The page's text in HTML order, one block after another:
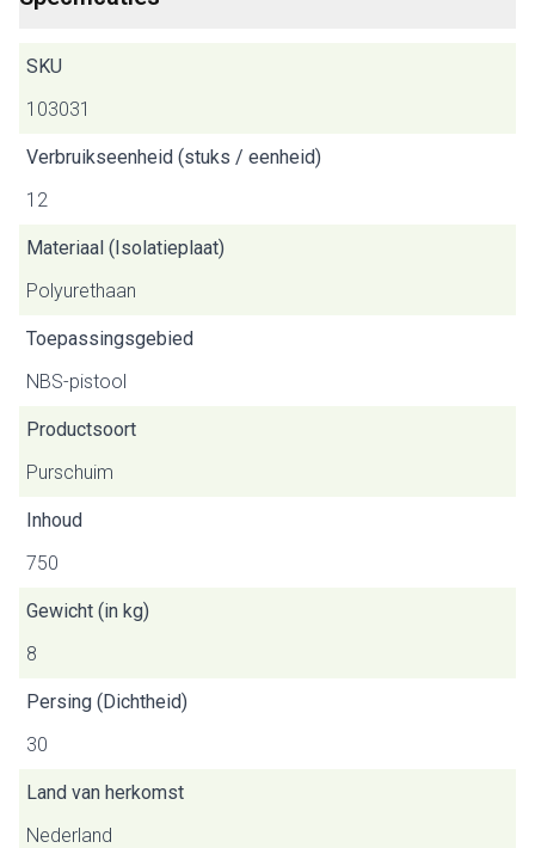
SKU
103031
Verbruikseenheid (stuks / eenheid)
12
Materiaal (Isolatieplaat)
Polyurethaan
Toepassingsgebied
NBS-pistool
Productsoort
Purschuim
Inhoud
750
Gewicht (in kg)
8
Persing (Dichtheid)
30
Land van herkomst
Nederland